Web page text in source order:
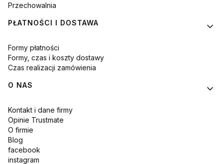
Przechowalnia
PŁATNOŚCI I DOSTAWA
Formy płatności
Formy, czas i koszty dostawy
Czas realizacji zamówienia
O NAS
Kontakt i dane firmy
Opinie Trustmate
O firmie
Blog
facebook
instagram